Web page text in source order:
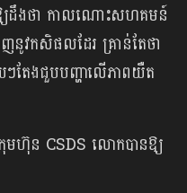
យដឹងថា កាលណោះសហគមន៍
វកសិផលដែរ គ្រាន់តែថា
តែងជួបបញ្ហាលើភាពយឺត
រុមហ៊ុន CSDS លោកបានឱ្យ